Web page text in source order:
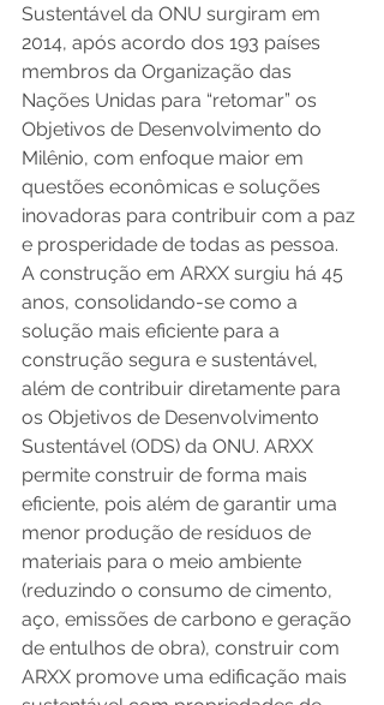
Sustentável da ONU surgiram em
2014, após acordo dos 193 países
membros da Organização das
Nações Unidas para “retomar” os
Objetivos de Desenvolvimento do
Milênio, com enfoque maior em
questões econômicas e soluções
inovadoras para contribuir com a paz
e prosperidade de todas as pessoa.
A construção em ARXX surgiu há 45
anos, consolidando-se como a
solução mais eficiente para a
construção segura e sustentável,
além de contribuir diretamente para
os Objetivos de Desenvolvimento
Sustentável (ODS) da ONU. ARXX
permite construir de forma mais
eficiente, pois além de garantir uma
menor produção de resíduos de
materiais para o meio ambiente
(reduzindo o consumo de cimento,
aço, emissões de carbono e geração
de entulhos de obra), construir com
ARXX promove uma edificação mais